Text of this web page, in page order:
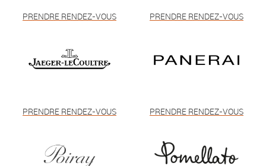
PRENDRE RENDEZ-VOUS PRENDRE RENDEZ-VOUS
PRENDRE RENDEZ-VOUS PRENDRE RENDEZ-VOUS